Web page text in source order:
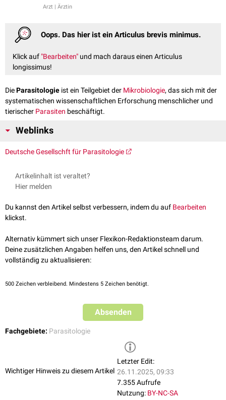
Arzt | Ärztin
Oops. Das hier ist ein Articulus brevis minimus.
Klick auf "Bearbeiten" und mach daraus einen Articulus
longissimus!
DieParasitologie ist ein Teilgebiet der Mikrobiologie, das sich mit der
systematischen wissenschaftlichen Erforschung menschlicher und
tierischer Parasiten beschäftigt.
Weblinks
Deutsche Gesellschft für Parasitologie
Artikelinhalt ist veraltet?
Hier melden
Du kannst den Artikel selbst verbessern, indem du auf Bearbeiten
klickst.
Alternativ kümmert sich unser Flexikon-Redaktionsteam darum.
Deine zusätzlichen Angaben helfen uns, den Artikel schnell und
vollständig zu aktualisieren:
500 Zeichen verbleibend. Mindestens 5 Zeichen benötigt.
Absenden
Fachgebiete: Parasitologie
Wichtiger Hinweis zu diesem Artikel
Letzter Edit:
26.11.2025, 09:33
7.355 Aufrufe
Nutzung: BY-NC-SA